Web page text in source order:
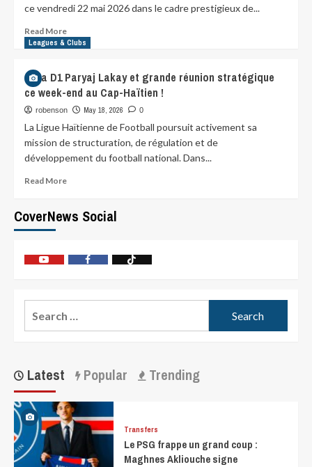
ce vendredi 22 mai 2026 dans le cadre prestigieux de...
Read More
Leagues & Clubs
Gala D1 Paryaj Lakay et grande réunion stratégique
ce week-end au Cap-Haïtien !
robenson May 18, 2026 0
La Ligue Haïtienne de Football poursuit activement sa
mission de structuration, de régulation et de
développement du football national. Dans...
Read More
CoverNews Social
Latest Popular Trending
Transfers
Le PSG frappe un grand coup :
Maghnes Akliouche signe